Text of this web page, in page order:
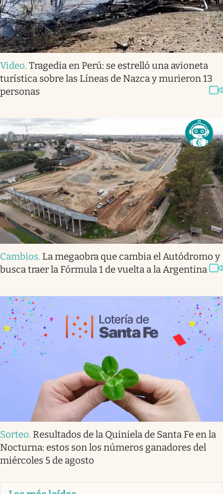
Video. Tragedia en Perú: se estrelló una avioneta
turística sobre las Líneas de Nazca y murieron 13
personas
Cambios. La megaobra que cambia el Autódromo y
busca traer la Fórmula 1 de vuelta a la Argentina
Sorteo. Resultados de la Quiniela de Santa Fe en la
Nocturna: estos son los números ganadores del
miércoles 5 de agosto